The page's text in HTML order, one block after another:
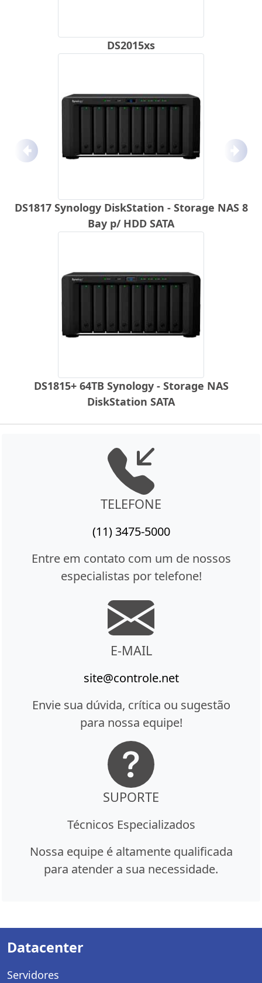
DS2015xs
DS1817 Synology DiskStation - Storage NAS 8
Bay p/ HDD SATA
DS1815+ 64TB Synology - Storage NAS
DiskStation SATA
Anterior
TELEFONE
(11) 3475-5000
Entre em contato com um de nossos
especialistas por telefone!
E-MAIL
site@controle.net
Envie sua dúvida, crítica ou sugestão
para nossa equipe!
SUPORTE
Técnicos Especializados
Nossa equipe é altamente qualificada
para atender a sua necessidade.
Datacenter
Servidores